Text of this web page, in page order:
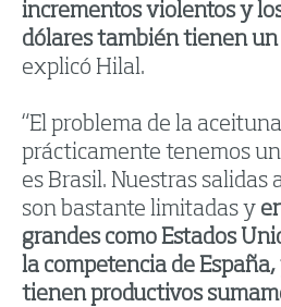
incrementos violentos y
dólares también tienen
explicó Hilal.
“El problema de la
prácticamente tenemos
es Brasil. Nuestras salidas
son bastante limitadas y
grandes como Estados
la competencia de
tienen productivos